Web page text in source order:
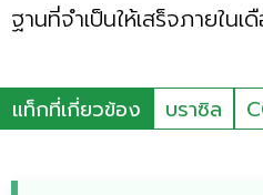
ฐานที่จำเป็นให้เสร็จภายใน
แท็กที่เกี่ยวข้อง บราซิล